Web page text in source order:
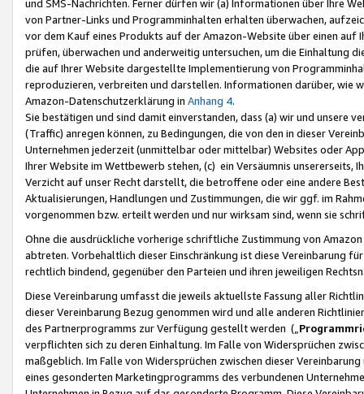
und SMS-Nachrichten. Ferner dürfen wir (a) Informationen über Ihre
von Partner-Links und Programminhalten erhalten überwachen,
vor dem Kauf eines Produkts auf der Amazon-Website über einen
prüfen, überwachen und anderweitig untersuchen, um die Einhaltung
die auf Ihrer Website dargestellte Implementierung von
reproduzieren, verbreiten und darstellen. Informationen darüber, wie
Amazon-Datenschutzerklärung in Anhang 4.
Sie bestätigen und sind damit einverstanden, dass (a) wir und
(Traffic) anregen können, zu Bedingungen, die von den in dieser
Unternehmen jederzeit (unmittelbar oder mittelbar) Websites oder
Ihrer Website im Wettbewerb stehen, (c) ein Versäumnis unsererseits,
Verzicht auf unser Recht darstellt, die betroffene oder eine andere
Aktualisierungen, Handlungen und Zustimmungen, die wir ggf. im
vorgenommen bzw. erteilt werden und nur wirksam sind, wenn sie
Ohne die ausdrückliche vorherige schriftliche Zustimmung von
abtreten. Vorbehaltlich dieser Einschränkung ist diese Vereinbarung
rechtlich bindend, gegenüber den Parteien und ihren jeweiligen
Diese Vereinbarung umfasst die jeweils aktuellste Fassung aller
dieser Vereinbarung Bezug genommen wird und alle anderen
des Partnerprogramms zur Verfügung gestellt werden („
verpflichten sich zu deren Einhaltung. Im Falle von Widersprüchen
maßgeblich. Im Falle von Widersprüchen zwischen dieser
eines gesonderten Marketingprogramms des verbundenen